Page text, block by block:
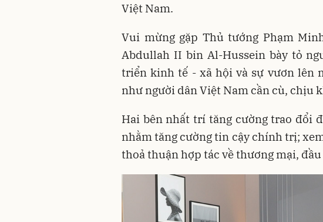
Việt Nam.
Vui mừng gặp Thủ tướng Phạm
Abdullah II bin Al-Hussein bày tỏ
triển kinh tế - xã hội và sự vươn lên
như người dân Việt Nam cần cù, chịu
Hai bên nhất trí tăng cường trao đổi
nhằm tăng cường tin cậy chính trị;
thoả thuận hợp tác về thương mại,